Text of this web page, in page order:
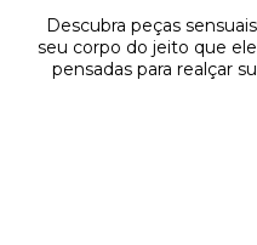
Descubra peças
seu corpo do jeito que
pensadas para realçar